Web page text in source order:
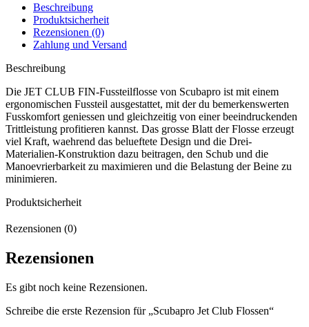
Beschreibung
Produktsicherheit
Rezensionen (0)
Zahlung und Versand
Beschreibung
Die JET CLUB FIN-Fussteilflosse von Scubapro ist mit einem
ergonomischen Fussteil ausgestattet, mit der du bemerkenswerten
Fusskomfort geniessen und gleichzeitig von einer beeindruckenden
Trittleistung profitieren kannst. Das grosse Blatt der Flosse erzeugt
viel Kraft, waehrend das belueftete Design und die Drei-
Materialien-Konstruktion dazu beitragen, den Schub und die
Manoevrierbarkeit zu maximieren und die Belastung der Beine zu
minimieren.
Produktsicherheit
Rezensionen (0)
Rezensionen
Es gibt noch keine Rezensionen.
Schreibe die erste Rezension für „Scubapro Jet Club Flossen“